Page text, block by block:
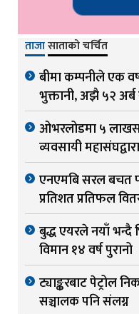
ताजासाताको चर्चित
बीमा कम्पनीले एक
भुक्तानी, अझै ५२
ओभरलोडमा ५
व्यवसायी
एनएमबि सरल बचत
प्रतिशत प्रतिफल
बुद्ध एयरले नयाँ भन्दै
विमान १४ वर्ष पुरानो
ट्याङ्करबाट पेट्रोल
सञ्चालक पनि संलग्न